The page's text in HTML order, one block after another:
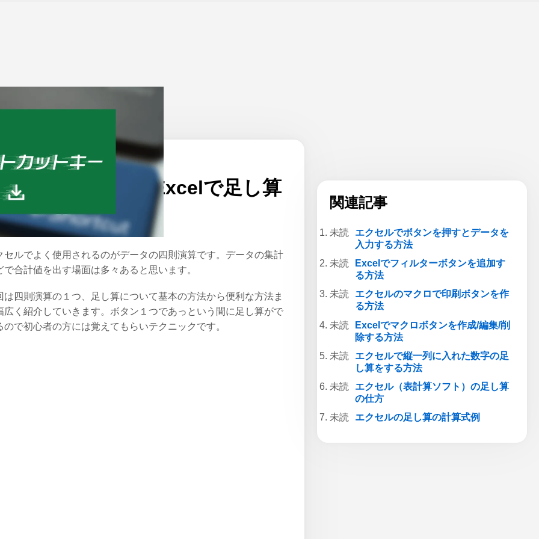
ム > Excel 公開日：2016/06/13
タン1つで簡単！Excelで足し算
集計）をする方法
セルでよく使用されるのがデータの四則演算です。データの集計
で合計値を出す場面は多々あると思います。
は四則演算の１つ、足し算について基本の方法から便利な方法ま
広く紹介していきます。ボタン１つであっという間に足し算がで
ので初心者の方には覚えてもらいテクニックです。
関連記事
エクセルでボタンを押すとデータを
入力する方法
Excelでフィルターボタンを追加す
る方法
エクセルのマクロで印刷ボタンを作
る方法
Excelでマクロボタンを作成/編集/削
除する方法
エクセルで縦一列に入れた数字の足
し算をする方法
エクセル（表計算ソフト）の足し算
の仕方
エクセルの足し算の計算式例